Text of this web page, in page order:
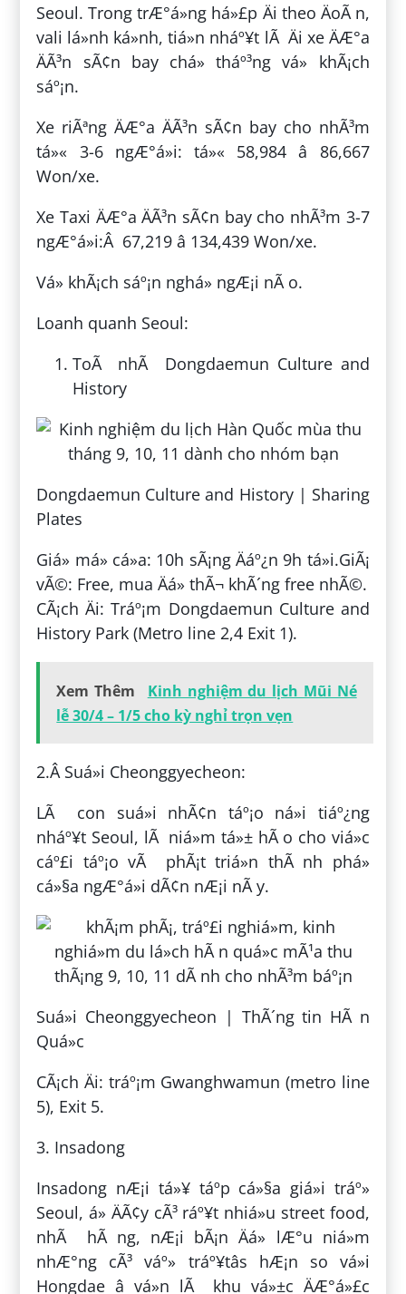
Seoul. Trong trÆ°á»ng há»£p Äi theo ÄoÃ n,
vali lá»nh ká»nh, tiá»n nháº¥t lÃ Äi xe ÄÆ°a
ÄÃ³n sÃ¢n bay chá» tháº³ng vá» khÃ¡ch
sáº¡n.
Xe riÃªng ÄÆ°a ÄÃ³n sÃ¢n bay cho nhÃ³m
tá»« 3-6 ngÆ°á»i: tá»« 58,984 â 86,667
Won/xe.
Xe Taxi ÄÆ°a ÄÃ³n sÃ¢n bay cho nhÃ³m 3-7
ngÆ°á»i:Â 67,219 â 134,439 Won/xe.
Vá» khÃ¡ch sáº¡n nghá» ngÆ¡i nÃ o.
Loanh quanh Seoul:
ToÃ nhÃ Dongdaemun Culture and
History
Dongdaemun Culture and History | Sharing
Plates
Giá» má» cá»­a: 10h sÃ¡ng Äáº¿n 9h tá»i.GiÃ¡
vÃ©: Free, mua Äá» thÃ¬ khÃ´ng free nhÃ©.
CÃ¡ch Äi: Tráº¡m Dongdaemun Culture and
History Park (Metro line 2,4 Exit 1).
Xem Thêm
Kinh nghiệm du lịch Mũi Né
lễ 30/4 – 1/5 cho kỳ nghỉ trọn vẹn
2.Â Suá»i Cheonggyecheon:
LÃ con suá»i nhÃ¢n táº¡o ná»i tiáº¿ng
nháº¥t Seoul, lÃ niá»m tá»± hÃ o cho viá»c
cáº£i táº¡o vÃ phÃ¡t triá»n thÃ nh phá»
cá»§a ngÆ°á»i dÃ¢n nÆ¡i nÃ y.
Suá»i Cheonggyecheon | ThÃ´ng tin HÃ n
Quá»c
CÃ¡ch Äi: tráº¡m Gwanghwamun (metro line
5), Exit 5.
3. Insadong
Insadong nÆ¡i tá»¥ táº­p cá»§a giá»i tráº»
Seoul, á» ÄÃ¢y cÃ³ ráº¥t nhiá»u street food,
nhÃ hÃ ng, nÆ¡i bÃ¡n Äá» lÆ°u niá»m
nhÆ°ng cÃ³ váº» tráº¥tâs hÆ¡n so vá»i
Hongdae â vá»n lÃ khu vá»±c ÄÆ°á»£c